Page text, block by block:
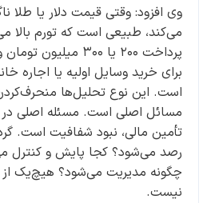
وی افزود: وقتی قیمت دلار یا طلا
می‌کند، طبیعی است که تورم بالا
پرداخت ۲۰۰ یا ۳۰۰
برای خرید وسایل اولیه یا اجاره
است. این نوع تحلیل‌ها
مسائل اصلی است. مسئله اصلی در
تأمین مالی، نبود شفافیت است.
رصد می‌شود؟ کجا پایش و کنترل
چگونه مدیریت می‌شود؟ هیچ‌یک از
نیست.